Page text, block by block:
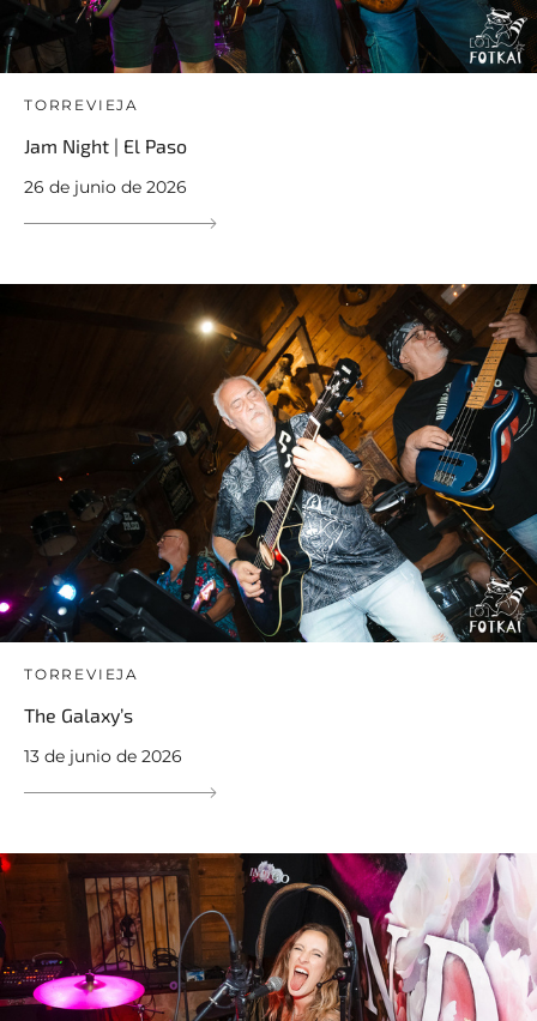
TORREVIEJA
Jam Night | El Paso
26 de junio de 2026
TORREVIEJA
The Galaxy’s
13 de junio de 2026